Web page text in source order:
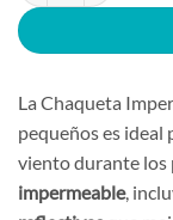
La Chaqueta
pequeños es ideal
viento durante los
impermeable,